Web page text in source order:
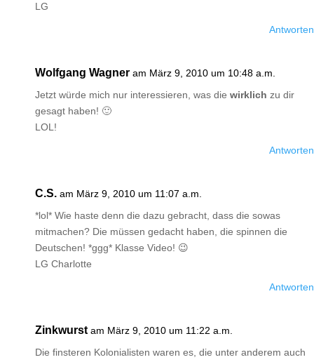
LG
Antworten
Wolfgang Wagner am März 9, 2010 um 10:48 a.m.
Jetzt würde mich nur interessieren, was die wirklich zu dir
gesagt haben! 🙂
LOL!
Antworten
C.S. am März 9, 2010 um 11:07 a.m.
*lol* Wie haste denn die dazu gebracht, dass die sowas
mitmachen? Die müssen gedacht haben, die spinnen die
Deutschen! *ggg* Klasse Video! 😉
LG Charlotte
Antworten
Zinkwurst am März 9, 2010 um 11:22 a.m.
Die finsteren Kolonialisten waren es, die unter anderem auch